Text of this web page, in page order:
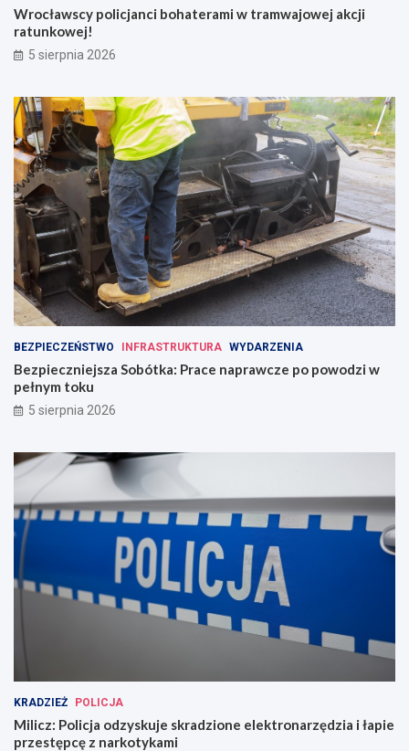
Wrocławscy policjanci bohaterami w tramwajowej akcji
ratunkowej!
5 sierpnia 2026
BEZPIECZEŃSTWO INFRASTRUKTURA WYDARZENIA
Bezpieczniejsza Sobótka: Prace naprawcze po powodzi w
pełnym toku
5 sierpnia 2026
KRADZIEŻ POLICJA
Milicz: Policja odzyskuje skradzione elektronarzędzia i łapie
przestępcę z narkotykami